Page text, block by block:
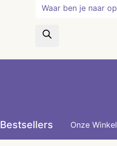
zoeken
Bestsellers Onze Winkel